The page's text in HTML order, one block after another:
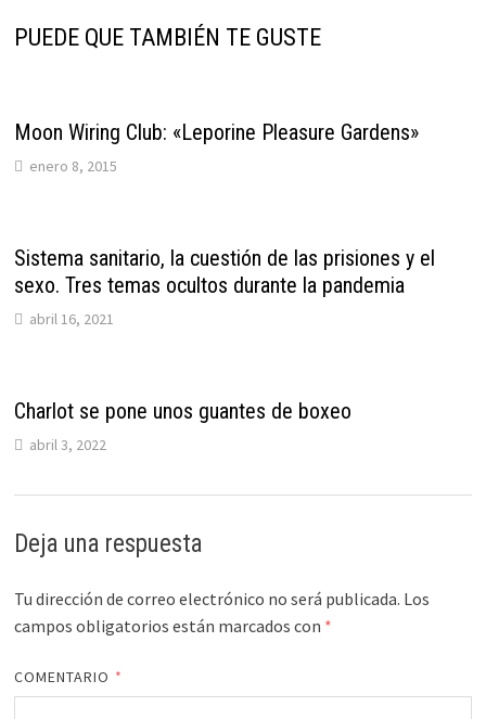
PUEDE QUE TAMBIÉN TE GUSTE
Moon Wiring Club: «Leporine Pleasure Gardens»
enero 8, 2015
Sistema sanitario, la cuestión de las prisiones y el
sexo. Tres temas ocultos durante la pandemia
abril 16, 2021
Charlot se pone unos guantes de boxeo
abril 3, 2022
Deja una respuesta
Tu dirección de correo electrónico no será publicada. Los
campos obligatorios están marcados con *
COMENTARIO *